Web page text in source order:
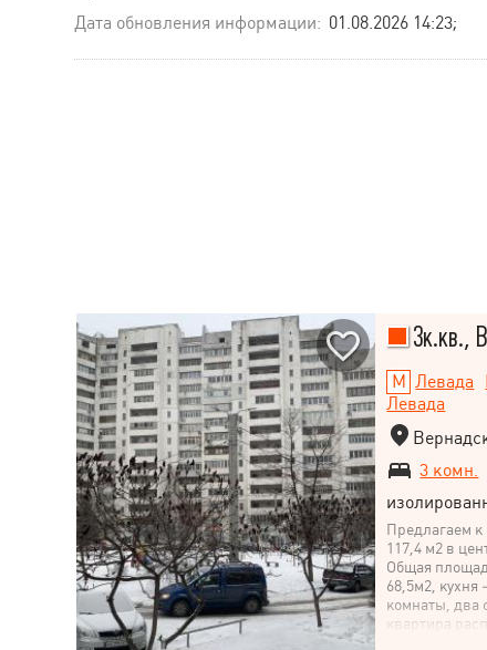
Дата обновления информации: 01.08.2026 14:23;
3к.кв.,
Левада
Левада
3 комн.
Предлагаем к
117,4 м2 в
Общая
68,5м2,
комнаты, два
квартира